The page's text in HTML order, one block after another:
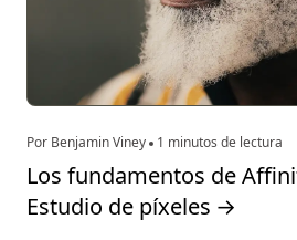
Por Benjamin Viney 1 minutos de lectura
Los fundamentos de
Estudio de píxeles →